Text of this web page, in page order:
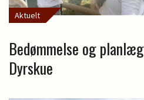
Aktuelt
Bedømmelse og
Dyrskue